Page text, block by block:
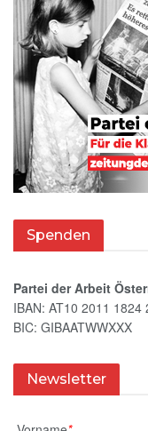
Spenden
Partei der Arbeit
IBAN: AT10 2011 1824
BIC: GIBAATWWXXX
Newsletter